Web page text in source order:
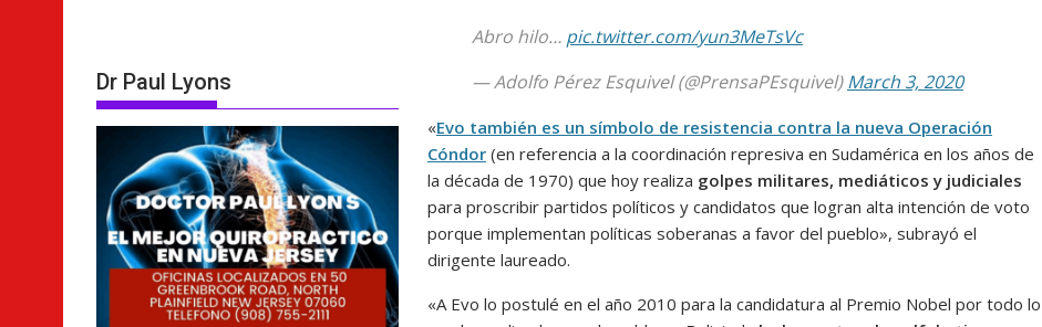
Abro hilo… pic.twitter.com/yun3MeTsVc
— Adolfo Pérez Esquivel (@PrensaPEsquivel)March 3, 2020
«Evo también es un símbolo de resistencia contra la nueva Operación
Cóndor(en referencia a la coordinación represiva en Sudamérica en los años de
la década de 1970) que hoy realiza golpes militares, mediáticos y judiciales
para proscribir partidos políticos y candidatos que logran alta intención de voto
porque implementan políticas soberanas a favor del pueblo», subrayó el
dirigente laureado.
«A Evo lo postulé en el año 2010 para la candidatura al Premio Nobel por todo lo
Dr Paul Lyons